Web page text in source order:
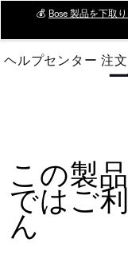
Main
💰 Bose 製品を下取
ヘルプセンター 注文
この製
ではご
ん